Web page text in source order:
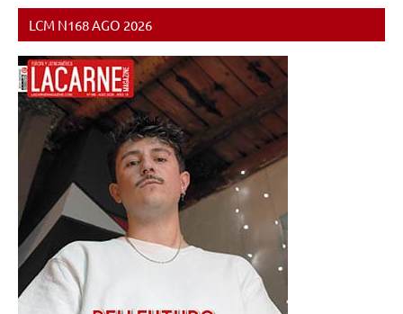
NOTICIAS
LCM N168 AGO 2026